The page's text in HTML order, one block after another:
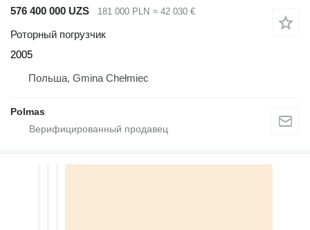
576 400 000 UZS
181 000 PLN ≈ 42 030 €
Роторный погрузчик
2005
Польша, Gmina Chełmiec
Polmas